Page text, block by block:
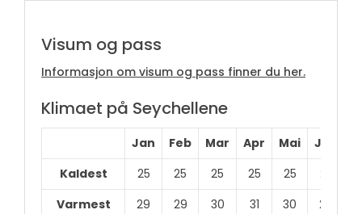
Visum og pass
Informasjon om visum og pass finner du her.
Klimaet på Seychellene
Jan Feb Mar Apr Mai Jun
Kaldest
25 25 25 25 25 25
Varmest
29 29 30 31 30 28